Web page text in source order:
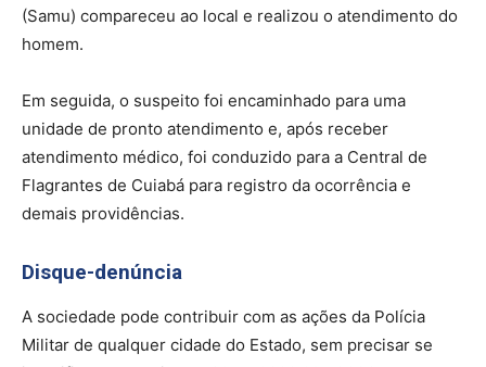
(Samu) compareceu ao local e realizou o atendimento do
homem.
Em seguida, o suspeito foi encaminhado para uma
unidade de pronto atendimento e, após receber
atendimento médico, foi conduzido para a Central de
Flagrantes de Cuiabá para registro da ocorrência e
demais providências.
Disque-denúncia
A sociedade pode contribuir com as ações da Polícia
Militar de qualquer cidade do Estado, sem precisar se